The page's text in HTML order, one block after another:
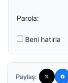
Parola:
Beni hatırla
Paylaş: